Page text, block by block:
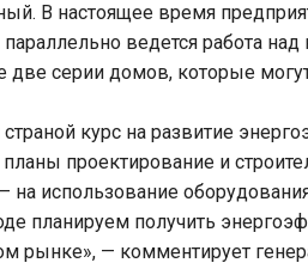
В настоящее время
ведется работа
серии домов, которые
курс на развитие
проектирование и
использование
планируем получить
рынке», — комментирует